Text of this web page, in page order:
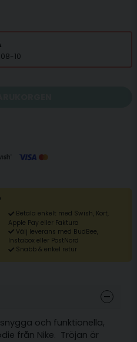
10
Betala enkelt med Swish, Kort,
Apple Pay eller Faktura
Välj leverans med BudBee,
Instabox eller PostNord
Snabb & enkel retur
och funktionella,
från Nike. Tröjan är